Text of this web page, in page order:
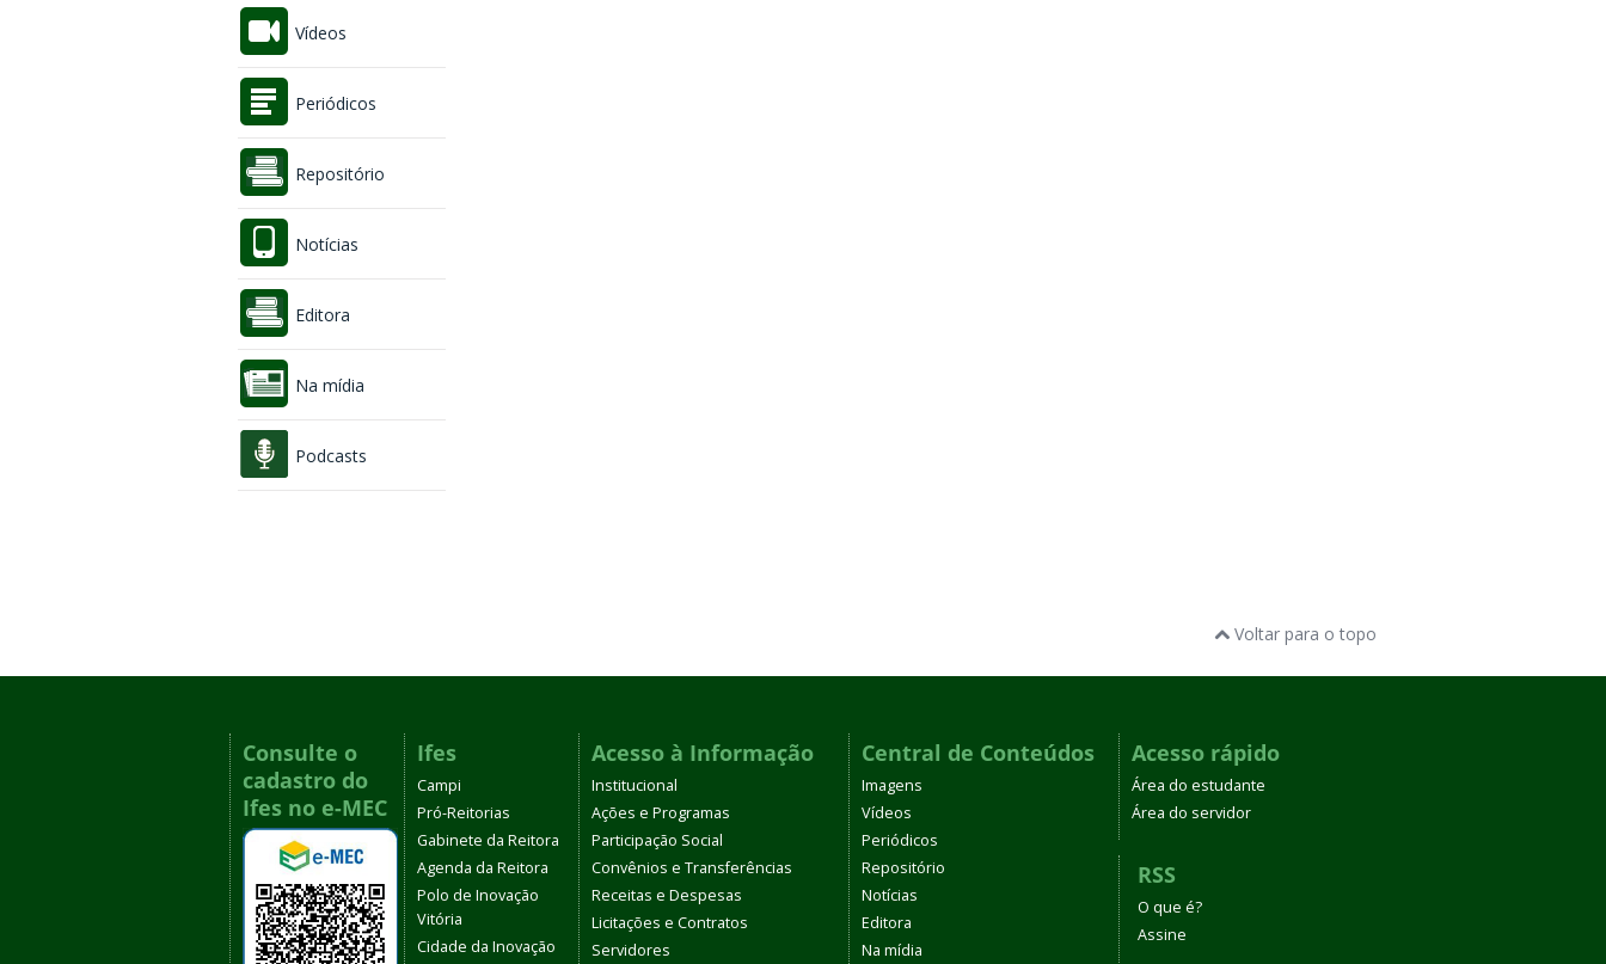
Vídeos
Periódicos
Repositório
Notícias
Editora
Na mídia
Podcasts
Voltar para o topo
Consulte o
cadastro do
Ifes no e-MEC
Ifes
Campi
Pró-Reitorias
Gabinete da Reitora
Agenda da Reitora
Polo de Inovação
Vitória
Cidade da Inovação
Acesso à Informação
Institucional
Ações e Programas
Participação Social
Convênios e Transferências
Receitas e Despesas
Licitações e Contratos
Servidores
Central de Conteúdos
Imagens
Vídeos
Periódicos
Repositório
Notícias
Editora
Na mídia
Acesso rápido
Área do estudante
Área do servidor
RSS
O que é?
Assine